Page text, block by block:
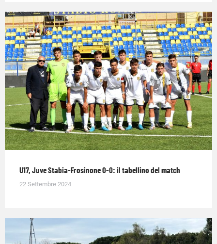
U17, Juve Stabia-Frosinone 0-0: il tabellino del match
22 Settembre 2024